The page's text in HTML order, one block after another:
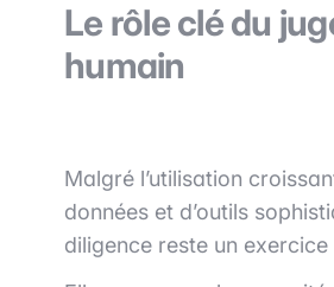
Le rôle clé du
humain
Malgré l’utilisation
données et d’outils
diligence reste un exercice